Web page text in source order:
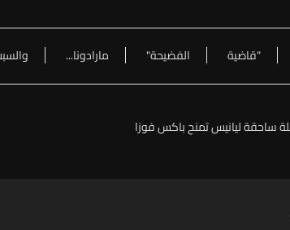
"قاضية الفضيحة" مارادونا...
ساحقة ليانيس تمنح باكس فوزا